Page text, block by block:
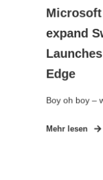
expand
Edge
Boy oh boy –
Mehr lesen